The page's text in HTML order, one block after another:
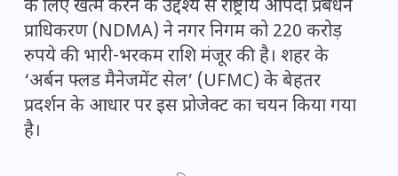
के लिए खत्म करने के उद्देश्य से राष्ट्रीय आपदा प्रबंधन
प्राधिकरण (NDMA) ने नगर निगम को 220 करोड़
रुपये की भारी-भरकम राशि मंजूर की है। शहर के
‘अर्बन फ्लड मैनेजमेंट सेल’ (UFMC) के बेहतर
प्रदर्शन के आधार पर इस प्रोजेक्ट का चयन किया गया
है।